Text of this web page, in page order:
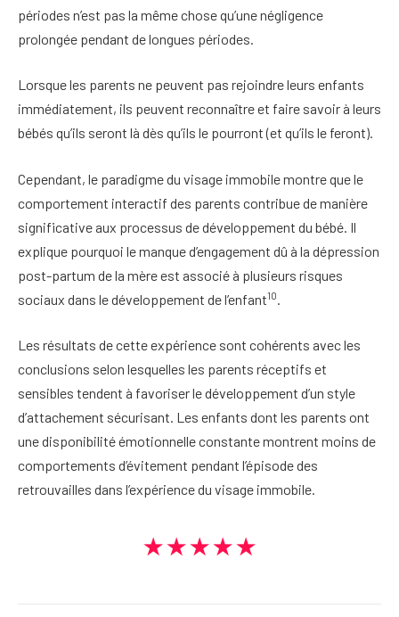
périodes n’est pas la même chose qu’une négligence
prolongée pendant de longues périodes.
Lorsque les parents ne peuvent pas rejoindre leurs enfants
immédiatement, ils peuvent reconnaître et faire savoir à leurs
bébés qu’ils seront là dès qu’ils le pourront (et qu’ils le feront).
Cependant, le paradigme du visage immobile montre que le
comportement interactif des parents contribue de manière
significative aux processus de développement du bébé. Il
explique pourquoi le manque d’engagement dû à la dépression
post-partum de la mère est associé à plusieurs risques
sociaux dans le développement de l’enfant10.
Les résultats de cette expérience sont cohérents avec les
conclusions selon lesquelles les parents réceptifs et
sensibles tendent à favoriser le développement d’un style
d’attachement sécurisant. Les enfants dont les parents ont
une disponibilité émotionnelle constante montrent moins de
comportements d’évitement pendant l’épisode des
retrouvailles dans l’expérience du visage immobile.
★★★★★